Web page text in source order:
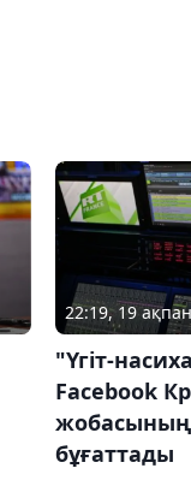
22:19, 19
"Үгіт-
Facebook
бұғаттады